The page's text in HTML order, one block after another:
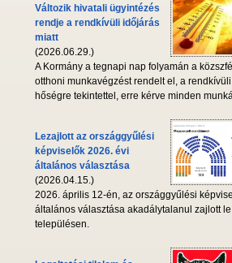
Változik hivatali ügyintézés
rendje a rendkívüli időjárás
miatt
(2026.06.29.)
A Kormány a tegnapi nap folyamán a
otthoni munkavégzést rendelt el, a rendkívüli
hőségre tekintettel, erre kérve minden
Lezajlott az országgyűlési
képviselők 2026. évi
általános választása
(2026.04.15.)
2026. április 12-én, az országgyűlési
általános választása akadálytalanul zajlott
településen.